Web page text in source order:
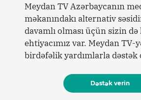
Meydan TV Azərbaycanın
məkanındakı alternativ
davamlı olması üçün sizin
ehtiyacımız var. Meydan TV-
birdəfəlik yardımlarla dəstək
Dəstək verin